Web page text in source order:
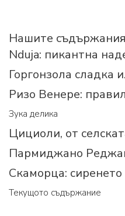
Нашите съдържания
Nduja: пикантна
Горгонзола сладка
Ризо Венере:
Зука делика
Цициоли, от
Пармиджано
Скаморца: сиренето
Текущото съдържание